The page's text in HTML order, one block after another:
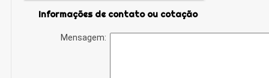
Informações de contato ou cotação
Mensagem: